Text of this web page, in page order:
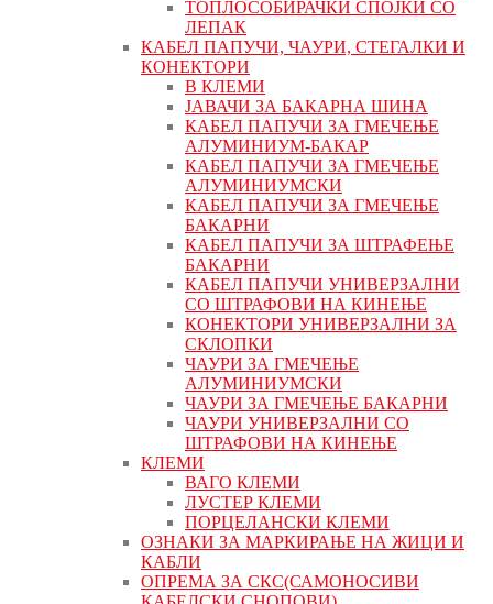
ТОПЛОСОБИРАЧКИ СПОЈКИ СО
ЛЕПАК
КАБЕЛ ПАПУЧИ, ЧАУРИ, СТЕГАЛКИ И
КОНЕКТОРИ
В КЛЕМИ
ЈАВАЧИ ЗА БАКАРНА ШИНА
КАБЕЛ ПАПУЧИ ЗА ГМЕЧЕЊЕ
АЛУМИНИУМ-БАКАР
КАБЕЛ ПАПУЧИ ЗА ГМЕЧЕЊЕ
АЛУМИНИУМСКИ
КАБЕЛ ПАПУЧИ ЗА ГМЕЧЕЊЕ
БАКАРНИ
КАБЕЛ ПАПУЧИ ЗА ШТРАФЕЊЕ
БАКАРНИ
КАБЕЛ ПАПУЧИ УНИВЕРЗАЛНИ
СО ШТРАФОВИ НА КИНЕЊЕ
КОНЕКТОРИ УНИВЕРЗАЛНИ ЗА
СКЛОПКИ
ЧАУРИ ЗА ГМЕЧЕЊЕ
АЛУМИНИУМСКИ
ЧАУРИ ЗА ГМЕЧЕЊЕ БАКАРНИ
ЧАУРИ УНИВЕРЗАЛНИ СО
ШТРАФОВИ НА КИНЕЊЕ
КЛЕМИ
ВАГО КЛЕМИ
ЛУСТЕР КЛЕМИ
ПОРЦЕЛАНСКИ КЛЕМИ
ОЗНАКИ ЗА МАРКИРАЊЕ НА ЖИЦИ И
КАБЛИ
ОПРЕМА ЗА СКС(САМОНОСИВИ